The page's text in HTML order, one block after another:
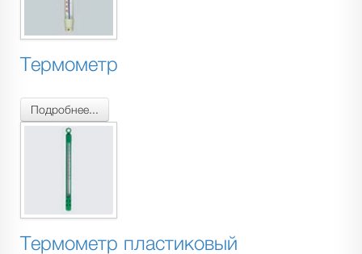
Термометр
Подробнее...
Термометр пластиковый